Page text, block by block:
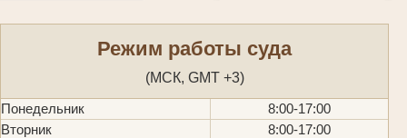
Режим работы суда
(МСК, GMT +3)
Понедельник
8:00-17:00
Вторник
8:00-17:00